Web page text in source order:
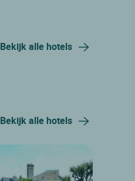
Bekijk alle hotels
Bekijk alle hotels